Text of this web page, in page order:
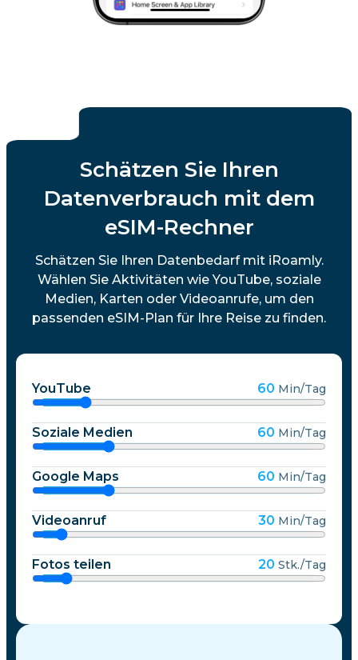
Schätzen Sie Ihren
Datenverbrauch mit dem
eSIM-Rechner
Schätzen Sie Ihren Datenbedarf mit iRoamly.
Wählen Sie Aktivitäten wie YouTube, soziale
Medien, Karten oder Videoanrufe, um den
passenden eSIM-Plan für Ihre Reise zu finden.
YouTube 60 Min/Tag
Soziale Medien 60 Min/Tag
Google Maps 60 Min/Tag
Videoanruf 30 Min/Tag
Fotos teilen 20 Stk./Tag